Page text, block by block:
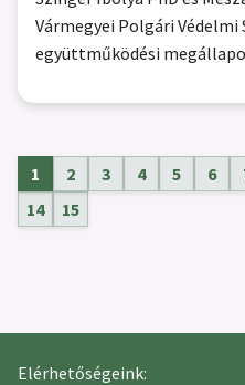
Vármegyei Polgári Védelmi
együttműködési
1 2 3 4 5 6
14
15
Elérhetőségeink: